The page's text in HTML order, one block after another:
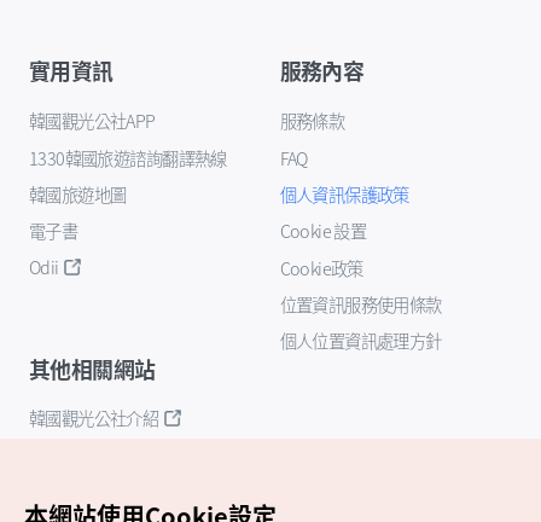
實用資訊
韓國觀光公社APP
1330韓國旅遊諮詢翻譯熱線
韓國旅遊地圖
電子書
Odii
服務內容
服務條款
FAQ
個人資訊保護政策
Cookie 設置
Cookie政策
位置資訊服務使用條款
個人位置資訊處理方針
其他相關網站
韓國觀光公社介紹